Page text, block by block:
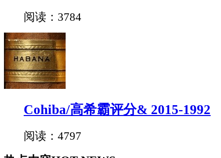
阅读：3784
Cohiba/高希霸评分& 2015-1992
阅读：4797